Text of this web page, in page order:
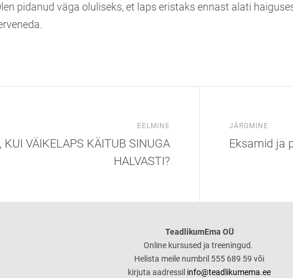
pidanud väga oluliseks, et laps eristaks ennast alati
EELMINE
KUI VÄIKELAPS KÄITUB SINUGA
HALVASTI?
JÄRGMINE
Eksamid ja
TeadlikumEma OÜ
Online kursused ja treeningud.
Helista meile numbril 555 689 59 või
kirjuta aadressil info@teadlikumema.ee